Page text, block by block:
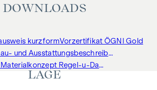
DOWNLOADS
kurzformVorzertifikat ÖGNI Gold
Bau- und Ausstattungsbeschreibung
BAB Materialkonzept Regel-u-Dachgeschoss
LAGE